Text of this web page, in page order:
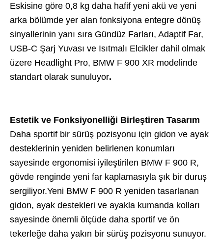
Eskisine göre 0,8 kg daha hafif yeni akü ve yeni
arka bölümde yer alan fonksiyona entegre dönüş
sinyallerinin yanı sıra Gündüz Farları, Adaptif Far,
USB-C Şarj Yuvası ve Isıtmalı Elcikler dahil olmak
üzere Headlight Pro, BMW F 900 XR modelinde
standart olarak sunuluyor.
Estetik ve Fonksiyonelliği Birleştiren Tasarım
Daha sportif bir sürüş pozisyonu için gidon ve ayak
desteklerinin yeniden belirlenen konumları
sayesinde ergonomisi iyileştirilen BMW F 900 R,
gövde renginde yeni far kaplamasıyla şık bir duruş
sergiliyor.Yeni BMW F 900 R yeniden tasarlanan
gidon, ayak destekleri ve ayakla kumanda kolları
sayesinde önemli ölçüde daha sportif ve ön
tekerleğe daha yakın bir sürüş pozisyonu sunuyor.